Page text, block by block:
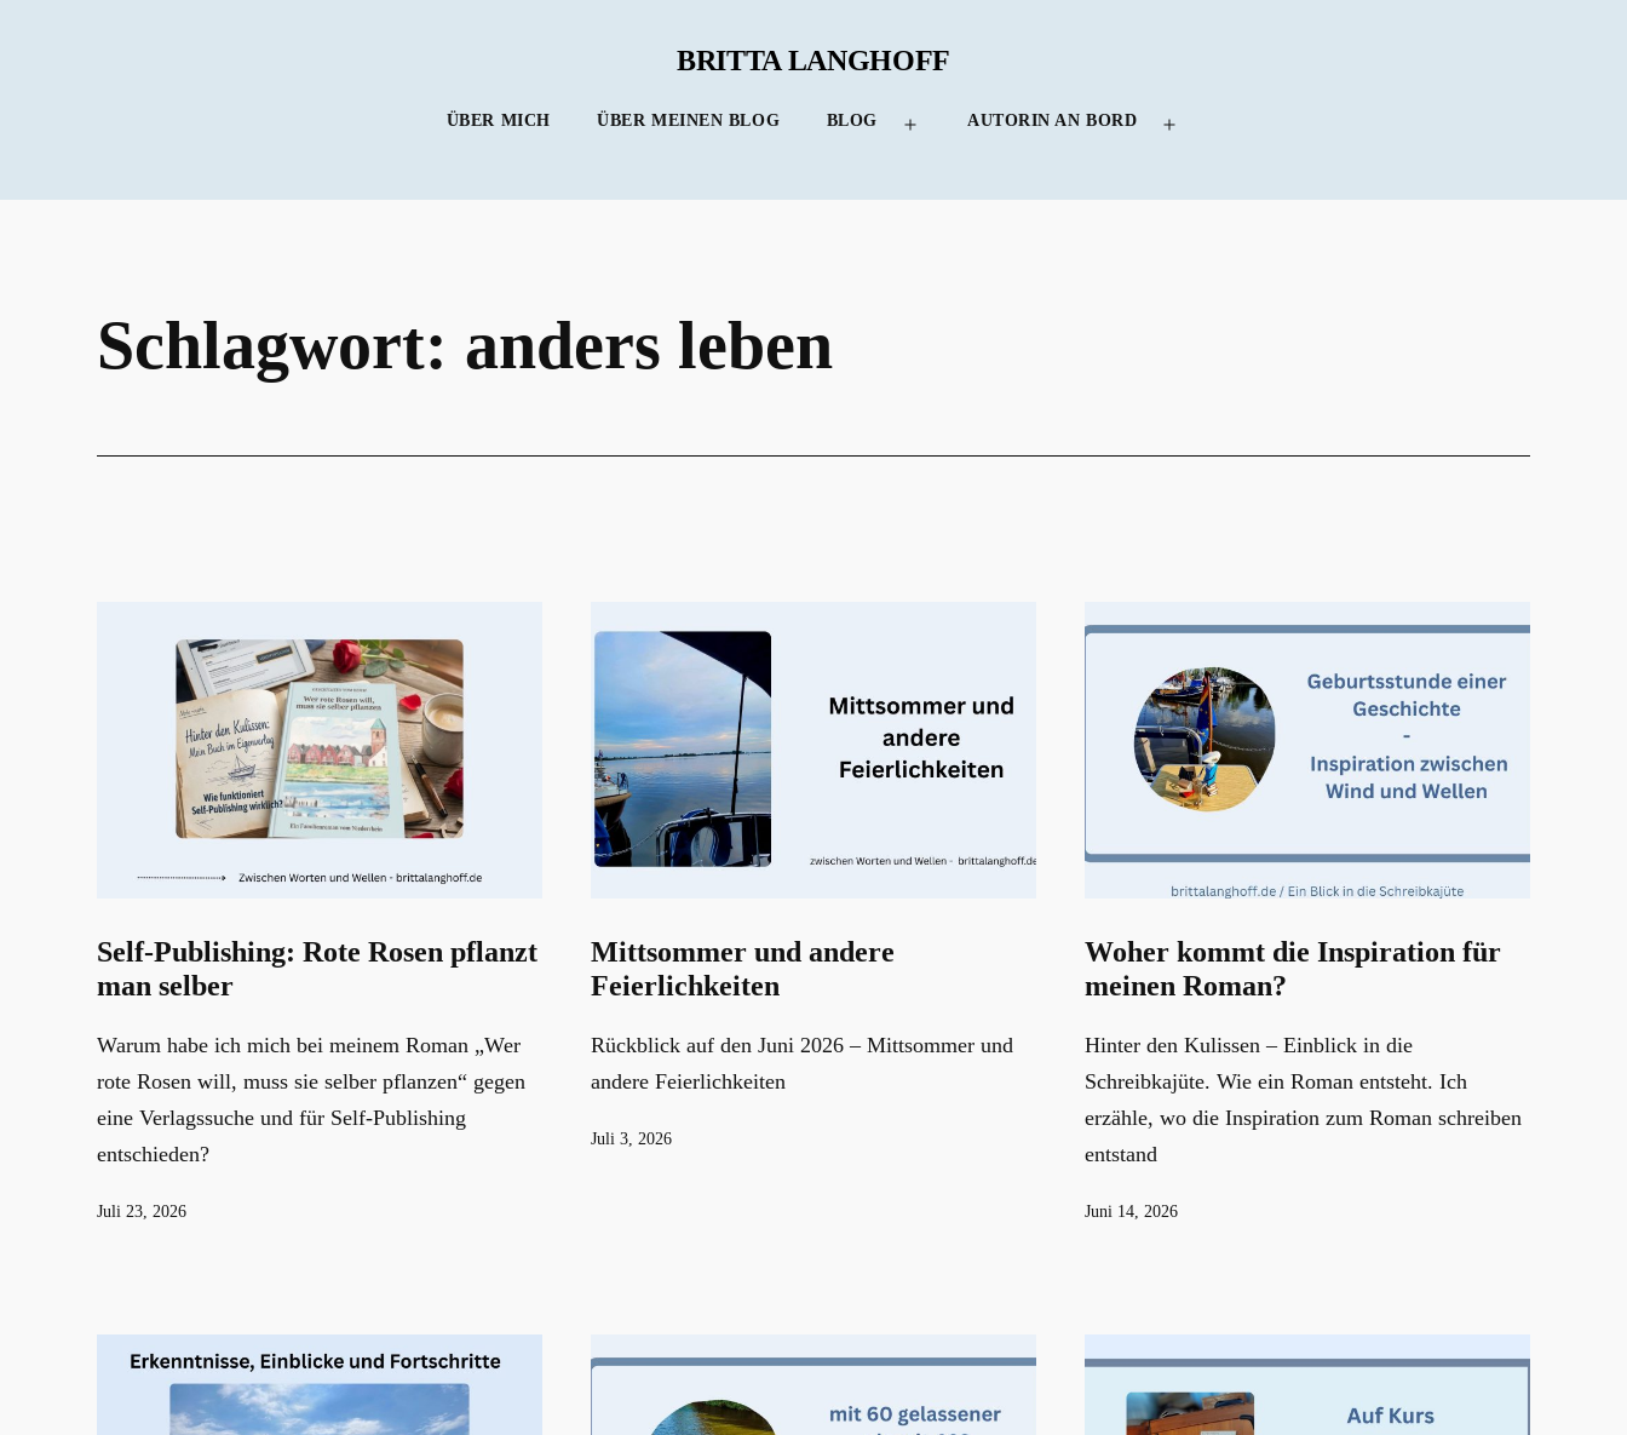
BRITTA LANGHOFF
ÜBER MICH ÜBER MEINEN BLOG BLOG AUTORIN AN BORD
Schlagwort: anders leben
Self-Publishing: Rote Rosen pflanzt
man selber
Warum habe ich mich bei meinem Roman „Wer
rote Rosen will, muss sie selber pflanzen“ gegen
eine Verlagssuche und für Self-Publishing
entschieden?
Veröffentlicht
Juli 23, 2026
Mittsommer und andere
Feierlichkeiten
Rückblick auf den Juni 2026 – Mittsommer und
andere Feierlichkeiten
Veröffentlicht
Juli 3, 2026
Woher kommt die Inspiration für
meinen Roman?
Hinter den Kulissen – Einblick in die
Schreibkajüte. Wie ein Roman entsteht. Ich
erzähle, wo die Inspiration zum Roman schreiben
entstand
Veröffentlicht
Juni 14, 2026